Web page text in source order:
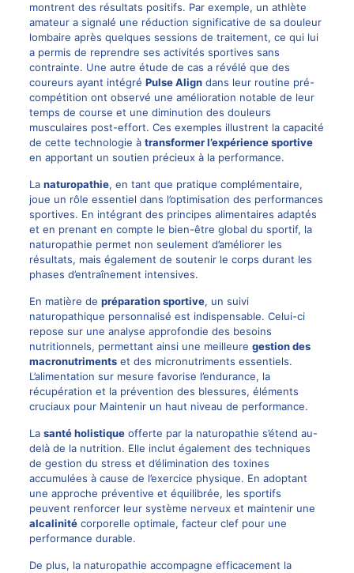
montrent des résultats positifs. Par exemple, un athlète
amateur a signalé une réduction significative de sa douleur
lombaire après quelques sessions de traitement, ce qui lui
a permis de reprendre ses activités sportives sans
contrainte. Une autre étude de cas a révélé que des
coureurs ayant intégré Pulse Aligndans leur routine pré-
compétition ont observé une amélioration notable de leur
temps de course et une diminution des douleurs
musculaires post-effort. Ces exemples illustrent la capacité
de cette technologie à transformer l’expérience sportive
en apportant un soutien précieux à la performance.
La naturopathie, en tant que pratique complémentaire,
joue un rôle essentiel dans l’optimisation des performances
sportives. En intégrant des principes alimentaires adaptés
et en prenant en compte le bien-être global du sportif, la
naturopathie permet non seulement d’améliorer les
résultats, mais également de soutenir le corps durant les
phases d’entraînement intensives.
En matière de préparation sportive, un suivi
naturopathique personnalisé est indispensable. Celui-ci
repose sur une analyse approfondie des besoins
nutritionnels, permettant ainsi une meilleure gestion des
macronutrimentset des micronutriments essentiels.
L’alimentation sur mesure favorise l’endurance, la
récupération et la prévention des blessures, éléments
cruciaux pour Maintenir un haut niveau de performance.
La santé holistiqueofferte par la naturopathie s’étend au-
delà de la nutrition. Elle inclut également des techniques
de gestion du stress et d’élimination des toxines
accumulées à cause de l’exercice physique. En adoptant
une approche préventive et équilibrée, les sportifs
peuvent renforcer leur système nerveux et maintenir une
alcalinitécorporelle optimale, facteur clef pour une
performance durable.
De plus, la naturopathie accompagne efficacement la